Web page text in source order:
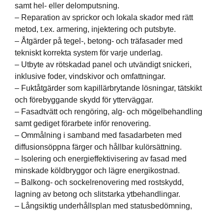
samt hel- eller delomputsning.
– Reparation av sprickor och lokala skador med rätt
metod, t.ex. armering, injektering och putsbyte.
– Åtgärder på tegel-, betong- och träfasader med
tekniskt korrekta system för varje underlag.
– Utbyte av rötskadad panel och utvändigt snickeri,
inklusive foder, vindskivor och omfattningar.
– Fuktåtgärder som kapillärbrytande lösningar, tätskikt
och förebyggande skydd för ytterväggar.
– Fasadtvätt och rengöring, alg- och mögelbehandling
samt gediget förarbete inför renovering.
– Ommålning i samband med fasadarbeten med
diffusionsöppna färger och hållbar kulörsättning.
– Isolering och energieffektivisering av fasad med
minskade köldbryggor och lägre energikostnad.
– Balkong- och sockelrenovering med rostskydd,
lagning av betong och slitstarka ytbehandlingar.
– Långsiktig underhållsplan med statusbedömning,